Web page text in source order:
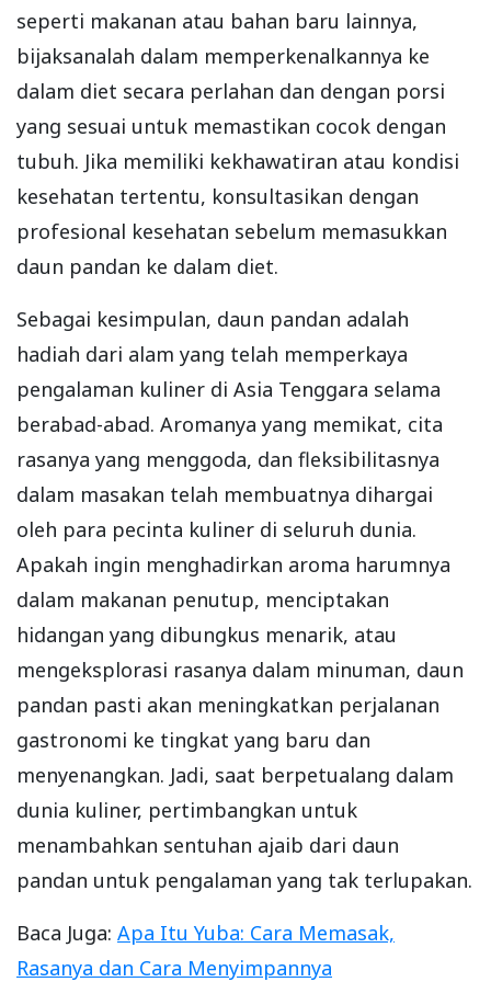
seperti makanan atau bahan baru lainnya,
bijaksanalah dalam memperkenalkannya ke
dalam diet secara perlahan dan dengan porsi
yang sesuai untuk memastikan cocok dengan
tubuh. Jika memiliki kekhawatiran atau kondisi
kesehatan tertentu, konsultasikan dengan
profesional kesehatan sebelum memasukkan
daun pandan ke dalam diet.
Sebagai kesimpulan, daun pandan adalah
hadiah dari alam yang telah memperkaya
pengalaman kuliner di Asia Tenggara selama
berabad-abad. Aromanya yang memikat, cita
rasanya yang menggoda, dan fleksibilitasnya
dalam masakan telah membuatnya dihargai
oleh para pecinta kuliner di seluruh dunia.
Apakah ingin menghadirkan aroma harumnya
dalam makanan penutup, menciptakan
hidangan yang dibungkus menarik, atau
mengeksplorasi rasanya dalam minuman, daun
pandan pasti akan meningkatkan perjalanan
gastronomi ke tingkat yang baru dan
menyenangkan. Jadi, saat berpetualang dalam
dunia kuliner, pertimbangkan untuk
menambahkan sentuhan ajaib dari daun
pandan untuk pengalaman yang tak terlupakan.
Baca Juga: Apa Itu Yuba: Cara Memasak,
Rasanya dan Cara Menyimpannya